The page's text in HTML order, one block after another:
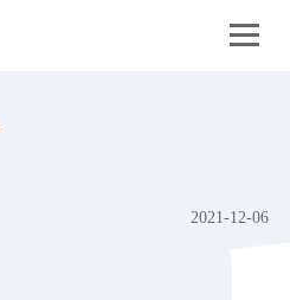
2021-12-06